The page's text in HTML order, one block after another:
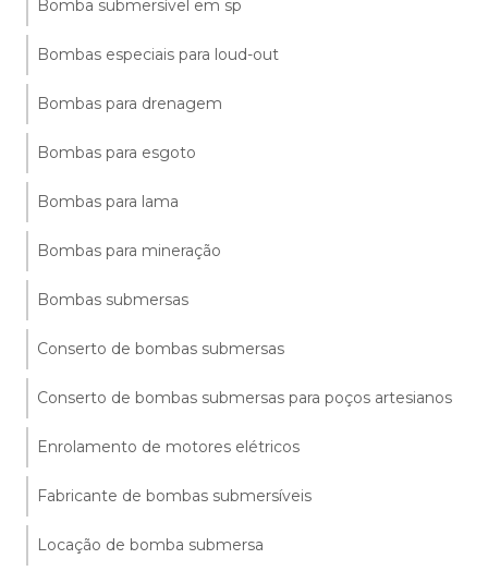
Bomba submersível em sp
Bombas especiais para loud-out
Bombas para drenagem
Bombas para esgoto
Bombas para lama
Bombas para mineração
Bombas submersas
Conserto de bombas submersas
Conserto de bombas submersas para poços artesianos
Enrolamento de motores elétricos
Fabricante de bombas submersíveis
Locação de bomba submersa